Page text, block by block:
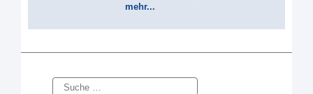
mehr...
Suche